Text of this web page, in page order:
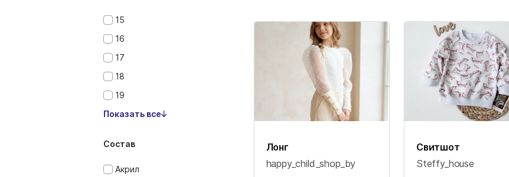
15
16
17
18
19
Показать все
Состав
Акрил
Лонг
happy_child_shop_by
Свитшот
Steffy_house